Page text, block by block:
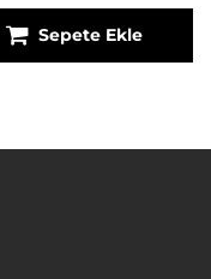
Sepete Ekle